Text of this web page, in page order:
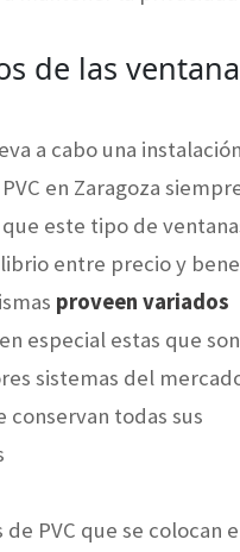
de las
a cabo una
en Zaragoza
este tipo de
entre precio y
proveen variados
especial estas que
sistemas del
conservan todas sus
de PVC que se colocan